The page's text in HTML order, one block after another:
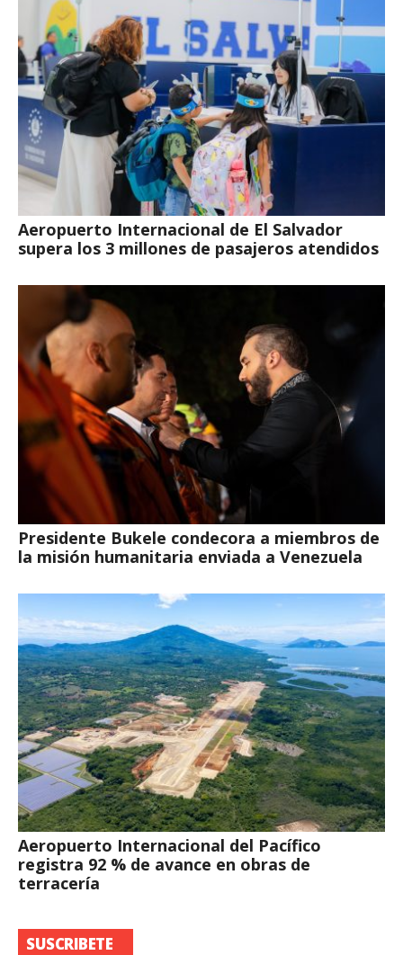
Aeropuerto Internacional de El Salvador
supera los 3 millones de pasajeros atendidos
Presidente Bukele condecora a miembros de
la misión humanitaria enviada a Venezuela
Aeropuerto Internacional del Pacífico
registra 92 % de avance en obras de
terracería
SUSCRIBETE